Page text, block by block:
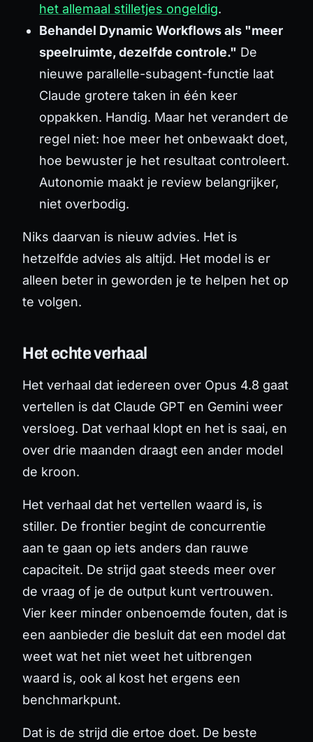
het allemaal stilletjes ongeldig.
Behandel Dynamic Workflows als "meer
speelruimte, dezelfde controle." De
nieuwe parallelle-subagent-functie laat
Claude grotere taken in één keer
oppakken. Handig. Maar het verandert de
regel niet: hoe meer het onbewaakt doet,
hoe bewuster je het resultaat controleert.
Autonomie maakt je review belangrijker,
niet overbodig.
Niks daarvan is nieuw advies. Het is
hetzelfde advies als altijd. Het model is er
alleen beter in geworden je te helpen het op
te volgen.
Het echte verhaal
Het verhaal dat iedereen over Opus 4.8 gaat
vertellen is dat Claude GPT en Gemini weer
versloeg. Dat verhaal klopt en het is saai, en
over drie maanden draagt een ander model
de kroon.
Het verhaal dat het vertellen waard is, is
stiller. De frontier begint de concurrentie
aan te gaan op iets anders dan rauwe
capaciteit. De strijd gaat steeds meer over
de vraag of je de output kunt vertrouwen.
Vier keer minder onbenoemde fouten, dat is
een aanbieder die besluit dat een model dat
weet wat het niet weet het uitbrengen
waard is, ook al kost het ergens een
benchmarkpunt.
Dat is de strijd die ertoe doet. De beste